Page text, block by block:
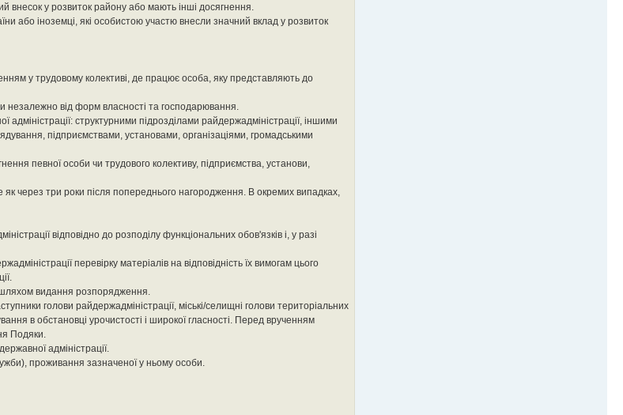
внесок у розвиток району або мають інші досягнення.
або іноземці, які особистою участю внесли значний вклад у розвиток
у трудовому колективі, де працює особа, яку представляють до
незалежно від форм власності та господарювання.
структурними підрозділами райдержадміністрації, іншими
підприємствами, установами, організаціями, громадськими
певної особи чи трудового колективу, підприємства, установи,
через три роки після попереднього нагородження. В окремих випадках,
відповідно до розподілу функціональних обов'язків і, у разі
перевірку матеріалів на відповідність їх вимогам цього
видання розпорядження.
голови райдержадміністрації, міські/селищні голови територіальних
в обстановці урочистості і широкої гласності. Перед врученням
Подяки.
адміністрації.
проживання зазначеної у ньому особи.